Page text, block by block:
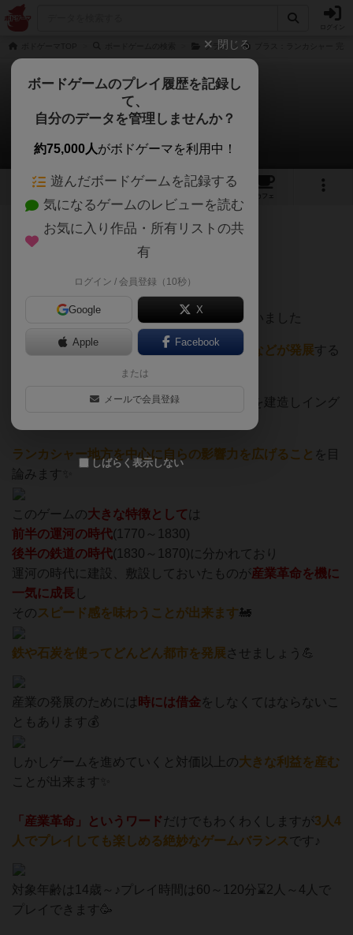
ブラス
ブラス：ランカシャー
ピアレス・ ステージさんのレビュー
6 3 18
カフェ
333名 5名 0 10ヶ月前
時は1770～1870年のイングランド
船や運河の時代から大きく変わろうとしていました
「産業革命」が起こり 蒸気機関、製鉄技術などが発展する
プレイヤーのあなたはさまざまな産業施設を建造しイング
ランド北西の
ランカシャー地方を中心に自らの影響力を広げること を目
論みます✨
このゲームの大きな特徴としては
前半の運河の時代(1770～1830)
後半の鉄道の時代(1830～1870)に分かれており
運河の時代に建設、敷設しておいたものが産業革命を機に
一気に成長 し
その スピード感を味わうことが出来ます🚂
鉄や石炭を使ってどんどん都市を発展させましょう💪
産業の発展のためには 時には借金をしなくてはならないこ
ともあります💰
しかしゲームを進めていくと対価以上の大きな利益を産む
ことが出来ます✨
「産業革命」というワードだけでもわくわくしますが3人4
人でプレイしても楽しめる絶妙なゲームバランスです♪
⁡対象年齢は14歳～♪プレイ時間は60～120分⌛2人～4人で
プレイできます🥳
閉じる
ボードゲームのプレイ履歴を記録し
て、
自分のデータを管理しませんか？
約75,000人がボドゲーマを利用中！
遊んだボードゲームを記録する
気になるゲームのレビューを読む
お気に入り作品・所有リストの共
有
ログイン / 会員登録（10秒）
Google X
Apple Facebook
または
メールで会員登録
しばらく表示しない